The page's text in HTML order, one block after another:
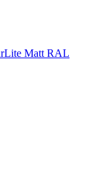
Matt RAL